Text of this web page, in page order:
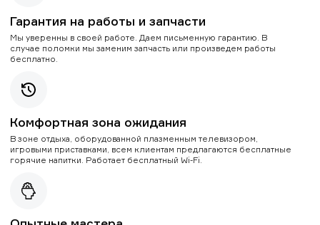
Гарантия на работы и запчасти
Мы уверенны в своей работе. Даем письменную гарантию. В
случае поломки мы заменим запчасть или произведем работы
бесплатно.
Комфортная зона ожидания
В зоне отдыха, оборудованной плазменным телевизором,
игровыми приставками, всем клиентам предлагаются бесплатные
горячие напитки. Работает бесплатный Wi-Fi.